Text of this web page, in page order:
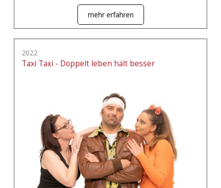
mehr erfahren
2022
Taxi Taxi - Doppelt leben hält besser